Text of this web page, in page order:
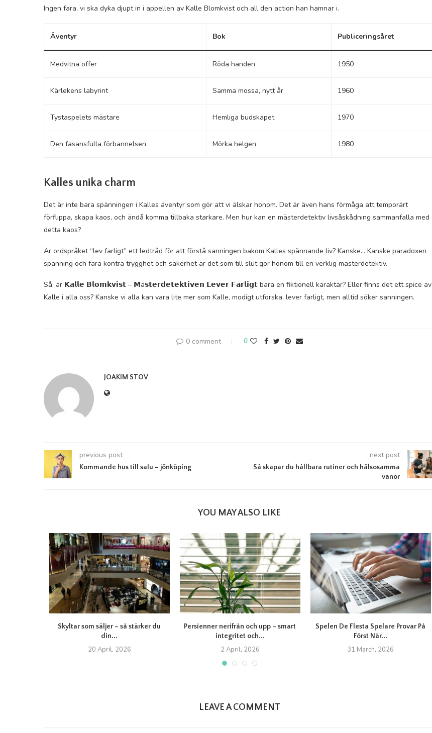
Ingen fara, vi ska dyka djupt in i appellen av Kalle Blomkvist och all den action han hamnar i.
Äventyr Bok Publiceringsåret
Medvitna offer Röda handen 1950
Kärlekens labyrint Samma mossa, nytt år 1960
Tystaspelets mästare Hemliga budskapet 1970
Den fasansfulla förbannelsen Mörka helgen 1980
Kalles unika charm
Det är inte bara spänningen i Kalles äventyr som gör att vi älskar honom. Det är även hans förmåga att temporärt
förflippa, skapa kaos, och ändå komma tillbaka starkare. Men hur kan en mästerdetektiv livsåskådning sammanfalla med
detta kaos?
Är ordspråket “lev farligt” ett ledtråd för att förstå sanningen bakom Kalles spännande liv? Kanske… Kanske paradoxen
spänning och fara kontra trygghet och säkerhet är det som till slut gör honom till en verklig mästerdetektiv.
Så, är 𝗞𝗮𝗹𝗹𝗲 𝗕𝗹𝗼𝗺𝗸𝘃𝗶𝘀𝘁 – 𝗠ä𝘀𝘁𝗲𝗿𝗱𝗲𝘁𝗲𝗸𝘁𝗶𝘃𝗲𝗻 𝗟𝗲𝘃𝗲𝗿 𝗙𝗮𝗿𝗹𝗶𝗴𝘁 bara en fiktionell karaktär? Eller finns det ett spice av
Kalle i alla oss? Kanske vi alla kan vara lite mer som Kalle, modigt utforska, lever farligt, men alltid söker sanningen.
0 comment 0
JOAKIM STOV
previous post
Kommande hus till salu – jönköping
next post
Så skapar du hållbara rutiner och hälsosamma
vanor
YOU MAY ALSO LIKE
Skyltar som säljer – så stärker du
din...
20 April, 2026
Persienner nerifrån och upp – smart
integritet och...
2 April, 2026
Spelen De Flesta Spelare Provar På
Först När...
31 March, 2026
LEAVE A COMMENT